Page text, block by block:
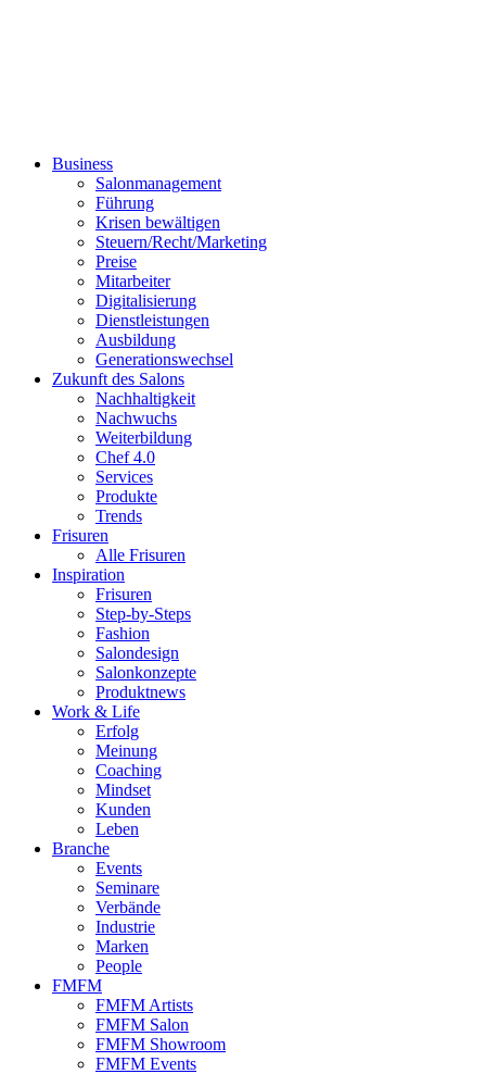
Business
Salonmanagement
Führung
Krisen bewältigen
Steuern/Recht/Marketing
Preise
Mitarbeiter
Digitalisierung
Dienstleistungen
Ausbildung
Generationswechsel
Zukunft des Salons
Nachhaltigkeit
Nachwuchs
Weiterbildung
Chef 4.0
Services
Produkte
Trends
Frisuren
Alle Frisuren
Inspiration
Frisuren
Step-by-Steps
Fashion
Salondesign
Salonkonzepte
Produktnews
Work & Life
Erfolg
Meinung
Coaching
Mindset
Kunden
Leben
Branche
Events
Seminare
Verbände
Industrie
Marken
People
FMFM
FMFM Artists
FMFM Salon
FMFM Showroom
FMFM Events